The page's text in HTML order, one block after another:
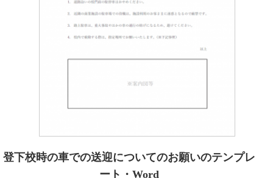
登下校時の車での送迎についてのお願いのテンプレ
ート・Word